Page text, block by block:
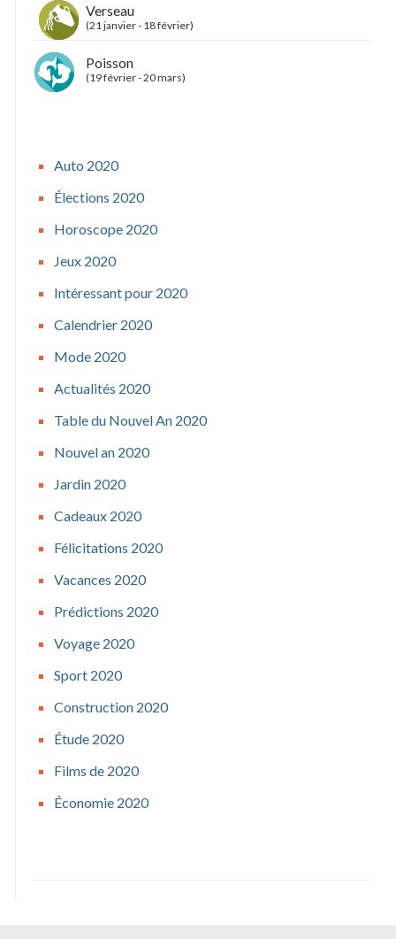
Verseau
(21 janvier - 18 février)
Poisson
(19 février - 20 mars)
Auto 2020
Élections 2020
Horoscope 2020
Jeux 2020
Intéressant pour 2020
Calendrier 2020
Mode 2020
Actualités 2020
Table du Nouvel An 2020
Nouvel an 2020
Jardin 2020
Cadeaux 2020
Félicitations 2020
Vacances 2020
Prédictions 2020
Voyage 2020
Sport 2020
Construction 2020
Étude 2020
Films de 2020
Économie 2020